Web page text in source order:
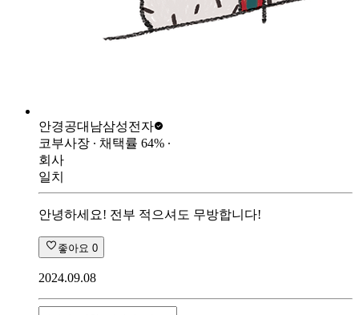
안경공대남삼성전자
코부사장 ∙ 채택률 64% ∙
회사
일치
안녕하세요! 전부 적으셔도 무방합니다!
좋아요 0
2024.09.08